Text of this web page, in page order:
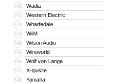
340 Wadia
341 Western Electric
342 Wharfedale
343 WiiM
344 Wilson Audio
345 Wireworld
346 Wolf von Langa
347 X-quisite
348 Yamaha